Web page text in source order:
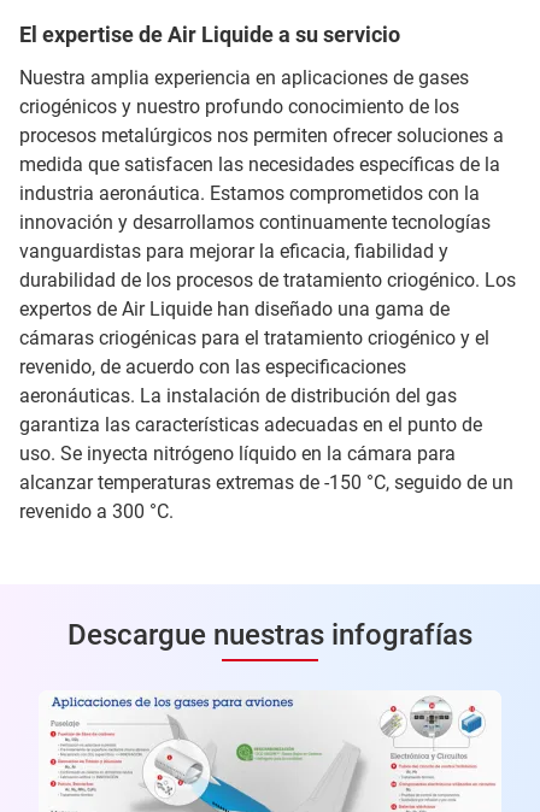
El expertise de Air Liquide a su servicio
Nuestra amplia experiencia en aplicaciones de gases
criogénicos y nuestro profundo conocimiento de los
procesos metalúrgicos nos permiten ofrecer soluciones a
medida que satisfacen las necesidades específicas de la
industria aeronáutica. Estamos comprometidos con la
innovación y desarrollamos continuamente tecnologías
vanguardistas para mejorar la eficacia, fiabilidad y
durabilidad de los procesos de tratamiento criogénico. Los
expertos de Air Liquide han diseñado una gama de
cámaras criogénicas para el tratamiento criogénico y el
revenido, de acuerdo con las especificaciones
aeronáuticas. La instalación de distribución del gas
garantiza las características adecuadas en el punto de
uso. Se inyecta nitrógeno líquido en la cámara para
alcanzar temperaturas extremas de -150 °C, seguido de un
revenido a 300 °C.
Descargue nuestras infografías